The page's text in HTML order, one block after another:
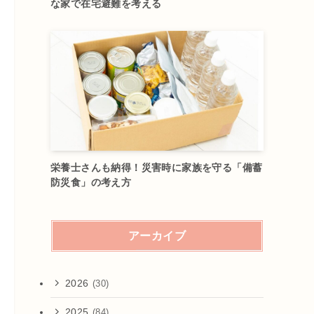
な家で在宅避難を考える
栄養士さんも納得！災害時に家族を守る「備蓄
防災食」の考え方
アーカイブ
2026 (30)
2025 (84)